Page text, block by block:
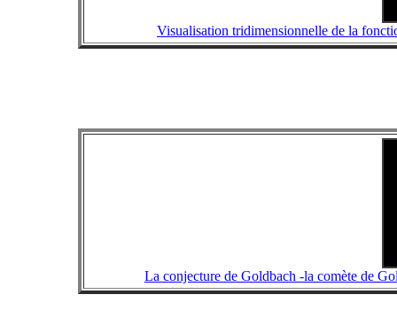
Visualisation tridimensionnelle de la
La conjecture de Goldbach -la comète de